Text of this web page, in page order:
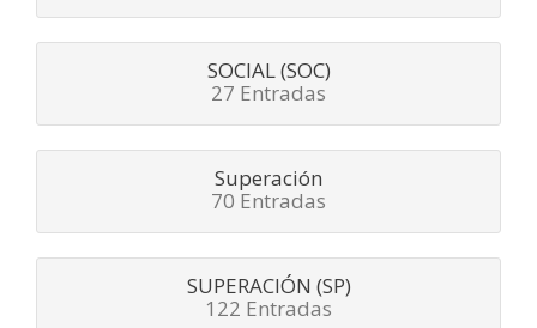
SOCIAL (SOC)
27 Entradas
Superación
70 Entradas
SUPERACIÓN (SP)
122 Entradas